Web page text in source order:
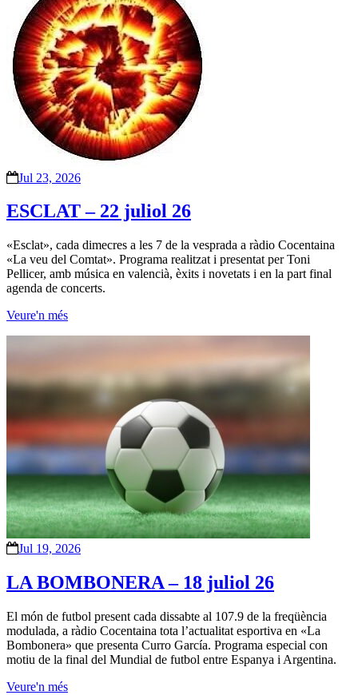
Jul 23, 2026
ESCLAT – 22 juliol 26
«Esclat», cada dimecres a les 7 de la vesprada a ràdio Cocentaina
«La veu del Comtat». Programa realitzat i presentat per Toni
Pellicer, amb música en valencià, èxits i novetats i en la part final
agenda de concerts.
Veure'n més
Jul 19, 2026
LA BOMBONERA – 18 juliol 26
El món de futbol present cada dissabte al 107.9 de la freqüència
modulada, a ràdio Cocentaina tota l’actualitat esportiva en «La
Bombonera» que presenta Curro García. Programa especial con
motiu de la final del Mundial de futbol entre Espanya i Argentina.
Veure'n més